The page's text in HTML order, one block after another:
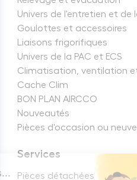
Univers de l'entretien et de
Goulottes et accessoires
Liaisons frigorifiques
Univers de la PAC et ECS
Climatisation, ventilation
Cache Clim
BON PLAN AIRCCO
Nouveautés
Pièces d'occasion ou neuve
Services
Pièces détachées